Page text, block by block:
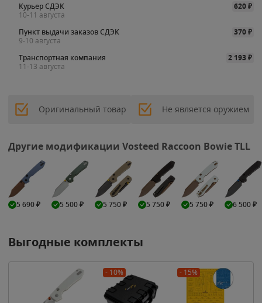
Курьер СДЭК
620₽
10-11 августа
Пункт выдачи заказов СДЭК
370₽
9-10 августа
Транспортная компания
2 193₽
11-13 августа
Оригинальный товар Не является оружием
Другие модификации Vosteed Raccoon Bowie TLL
5 690₽ 5 500₽ 5 750₽ 5 750₽ 5 750₽ 6 500₽
Выгодные комплекты
- 10% - 15%